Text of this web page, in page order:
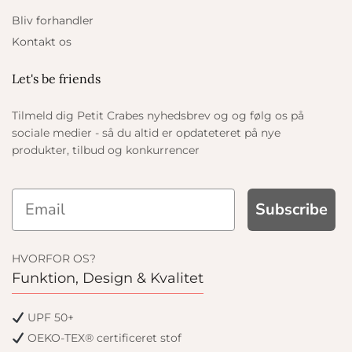
Bliv forhandler
Kontakt os
Let's be friends
Tilmeld dig Petit Crabes nyhedsbrev og og følg os på
sociale medier - så du altid er opdateteret på nye
produkter, tilbud og konkurrencer
Subscribe
HVORFOR OS?
Funktion, Design & Kvalitet
UPF 50+
OEKO-TEX® certificeret stof